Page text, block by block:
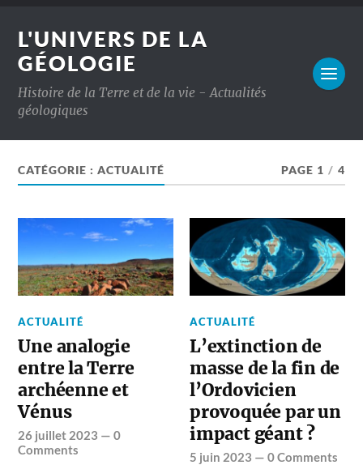
L'UNIVERS DE LA
GÉOLOGIE
Histoire de la Terre et de la vie - Actualités
géologiques
CATÉGORIE :ACTUALITÉ PAGE 1 / 4
ACTUALITÉ
Une analogie
entre la Terre
archéenne et
Vénus
26 juillet 2023 —0
Comments
ACTUALITÉ
L’extinction de
masse de la fin de
l’Ordovicien
provoquée par un
impact géant ?
5 juin 2023 —0 Comments